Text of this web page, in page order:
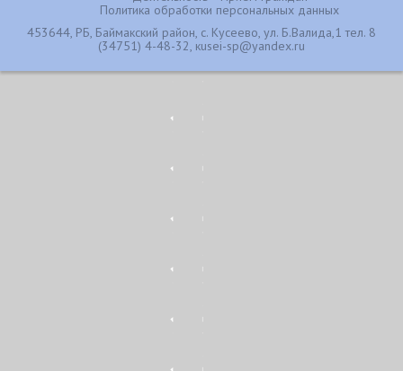
Политика обработки персональных данных
453644, РБ, Баймакский район, с. Кусеево, ул. Б.Валида,1 тел. 8
(34751) 4-48-32, кusei-sp@yandex.ru